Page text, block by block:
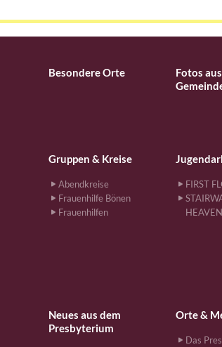
Besondere Orte
Fotos
Gruppen & Kreise
Abendkreise
Frauenhilfe Bönen
Frauenhilfen
FIRST
HEAVEN
Neues aus dem
Presbyterium
Orte &
Das